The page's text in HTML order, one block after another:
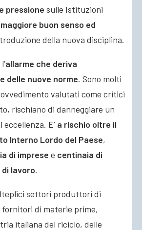
pressione sulle Istituzioni
maggiore buon senso ed
della nuova disciplina.
allarme che deriva
delle nuove norme. Sono molti
valutati come critici
rischiano di danneggiare un
E’ a rischio oltre il
Interno Lordo del Paese,
di imprese e centinaia di
lavoro.
settori produttori di
fornitori di materie prime,
italiana del riciclo, delle